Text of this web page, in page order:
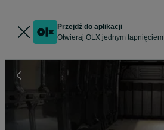
Przejdź do aplikacji
Otwieraj OLX jednym tapnięciem